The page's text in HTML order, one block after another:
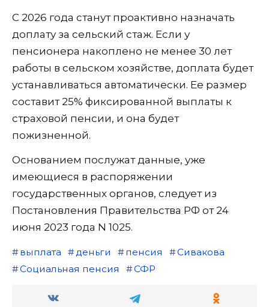
С 2026 года станут проактивно назначать
доплату за сельский стаж. Если у
пенсионера накоплено не менее 30 лет
работы в сельском хозяйстве, доплата будет
устанавливаться автоматически. Ее размер
составит 25% фиксированной выплаты к
страховой пенсии, и она будет
пожизненной.
Основанием послужат данные, уже
имеющиеся в распоряжении
государственных органов, следует из
Постановления Правительства РФ от 24
июня 2023 года N 1025.
выплата деньги пенсия
Сивакова
Социальная пенсия
СФР